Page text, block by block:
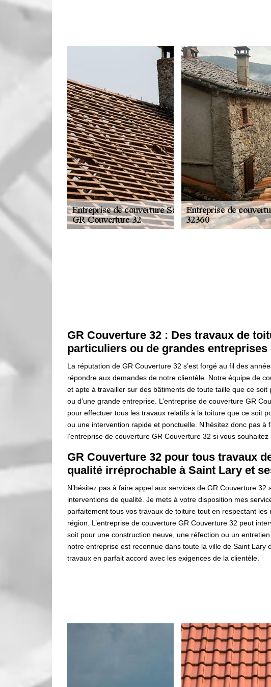
GR Couverture 32 : Des travaux de
particuliers ou de grandes entreprises
La réputation de GR Couverture 32 s’est forgé au fil des
répondre aux demandes de notre clientèle. Notre équipe de
et apte à travailler sur des bâtiments de toute taille que ce soit
ou d’une grande entreprise. L’entreprise de couverture GR
pour effectuer tous les travaux relatifs à la toiture que ce soit
ou une intervention rapide et ponctuelle. N’hésitez donc pas à
l’entreprise de couverture GR Couverture 32 si vous souhaitez
GR Couverture 32 pour tous travaux
qualité irréprochable à Saint Lary et
N’hésitez pas à faire appel aux services de GR Couverture
interventions de qualité. Je mets à votre disposition mes
parfaitement tous vos travaux de toiture tout en respectant les
région. L’entreprise de couverture GR Couverture 32 peut
soit pour une construction neuve, une réfection ou un
notre entreprise est reconnue dans toute la ville de Saint Lary
travaux en parfait accord avec les exigences de la clientèle.